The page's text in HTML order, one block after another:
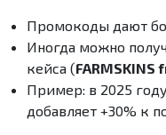
Промокоды дают
Иногда можно
кейса (FARMSKINS
Пример: в 2025
добавляет +30% к